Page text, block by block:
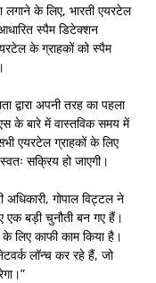
के लिए, भारती एयरटेल
स्पैम डिटेक्शन
के ग्राहकों को स्पैम
द्वारा अपनी तरह का पहला
के बारे में वास्तविक समय में
एयरटेल ग्राहकों के लिए
सक्रिय हो जाएगी।
गोपाल विट्टल ने
एक बड़ी चुनौती बन गए हैं।
लिए काफी काम किया है।
लॉन्च कर रहे हैं, जो